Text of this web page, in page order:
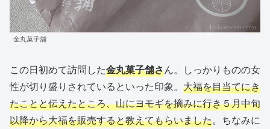
金丸菓子舗
この日初めて訪問した金丸菓子舗さん。しっかりものの女
性が切り盛りされているといった印象。 大福を目当てにき
たことと伝えたところ、山にヨモギを摘みに行き５月中旬
以降から大福を販売すると教えてもらいました。ちなみに